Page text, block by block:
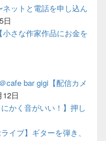
ットと電話を申し込ん
日
さな作家作品にお金を
cafe bar gigi【配信カメ
12日
かく音がいい！】押し
イブ】ギターを弾き、